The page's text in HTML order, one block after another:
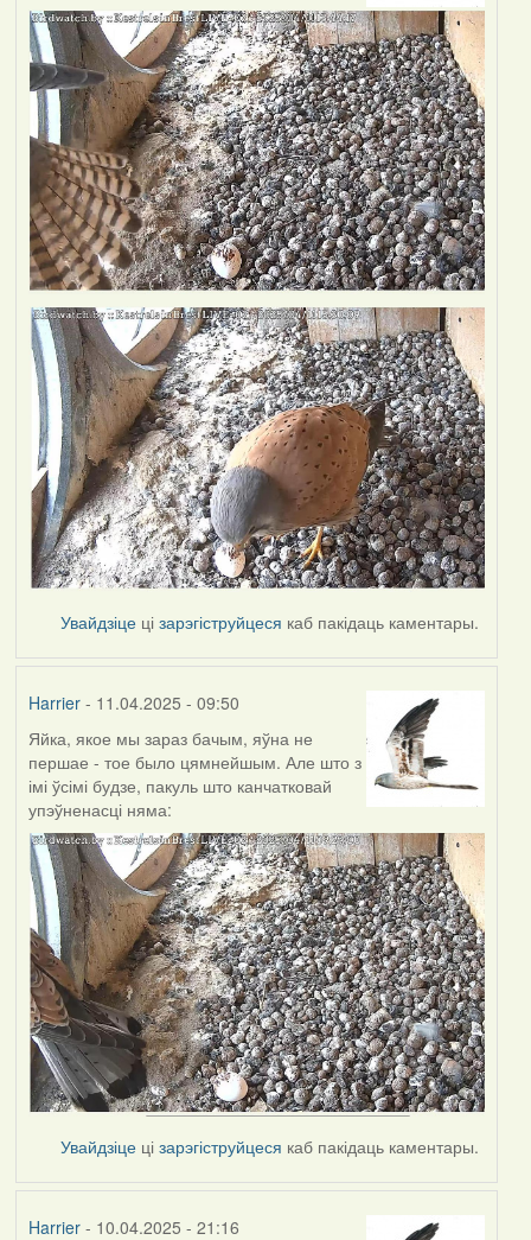
Увайдзіце цізарэгіструйцеся каб пакідаць каментары.
Harrier- 11.04.2025 - 09:50
Яйка, якое мы зараз бачым, яўна не
першае - тое было цямнейшым. Але што з
імі ўсімі будзе, пакуль што канчатковай
упэўненасці няма:
Увайдзіце цізарэгіструйцеся каб пакідаць каментары.
Harrier- 10.04.2025 - 21:16